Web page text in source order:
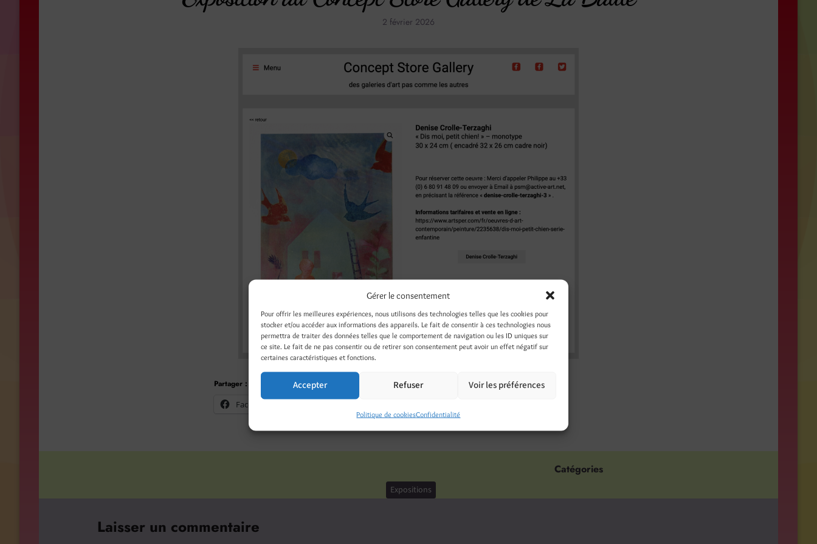
Gérer le consentement
Pour offrir les meilleures expériences, nous utilisons des technologies telles que les cookies pour
stocker et/ou accéder aux informations des appareils. Le fait de consentir à ces technologies nous
permettra de traiter des données telles que le comportement de navigation ou les ID uniques sur
ce site. Le fait de ne pas consentir ou de retirer son consentement peut avoir un effet négatif sur
certaines caractéristiques et fonctions.
Accepter Refuser Voir les préférences
Politique de cookiesConfidentialité
2 février 2026
Partager :
Facebook
Catégories
Expositions
Laisser un commentaire